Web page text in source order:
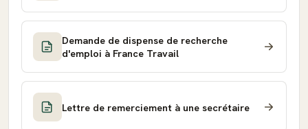
Demande de dispense de recherche
d'emploi à France Travail
Lettre de remerciement à une secrétaire